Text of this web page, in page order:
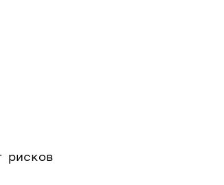
рисков